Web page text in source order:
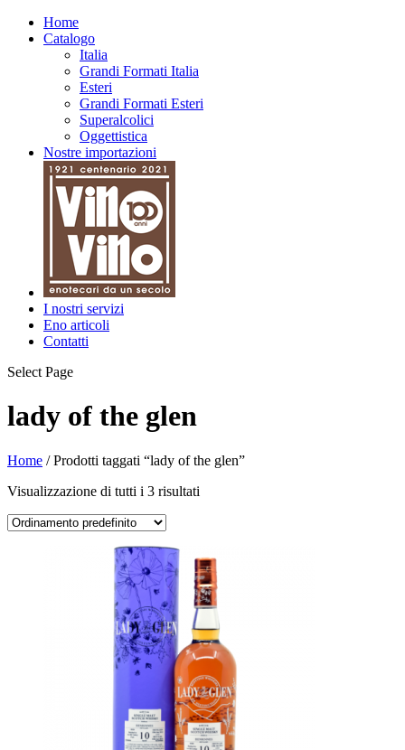
Home
Catalogo
Italia
Grandi Formati Italia
Esteri
Grandi Formati Esteri
Superalcolici
Oggettistica
Nostre importazioni
I nostri servizi
Eno articoli
Contatti
Select Page
lady of the glen
Home / Prodotti taggati “lady of the glen”
Visualizzazione di tutti i 3 risultati